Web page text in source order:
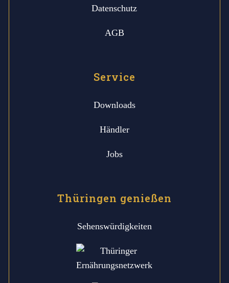
Datenschutz
AGB
Service
Downloads
Händler
Jobs
Thüringen genießen
Sehenswürdigkeiten